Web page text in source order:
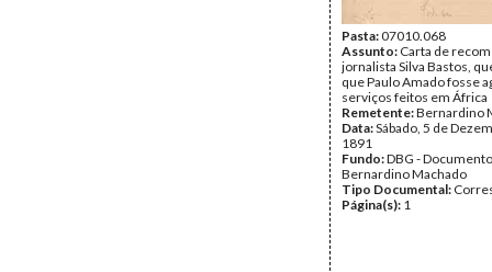
Pasta:07010.068
Assunto: Carta de
jornalista Silva Bastos,
que Paulo Amado fosse
serviços feitos em África
Remetente:Bernardino
Data:Sábado, 5 de
1891
Fundo:DBG -
Bernardino Machado
Tipo Documental:
Página(s): 1